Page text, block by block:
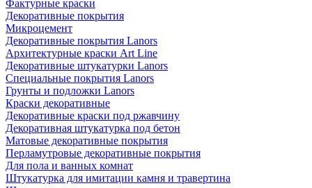
Фактурные краски
Декоративные покрытия
Микроцемент
Декоративные покрытия Lanors
Архитектурные краски Art Line
Декоративные штукатурки Lanors
Специальные покрытия Lanors
Грунты и подложки Lanors
Краски декоративные
Декоративные краски под ржавчину
Декоративная штукатурка под бетон
Матовые декоративные покрытия
Перламутровые декоративные покрытия
Для пола и ванных комнат
Штукатурка для имитации камня и травертина